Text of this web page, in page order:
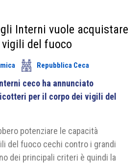
Interni vuole acquistare
del fuoco
Repubblica Ceca
ceco ha annunciato
per il corpo dei vigili del
potenziare le capacità
del fuoco cechi contro i grandi
dei principali criteri è quindi la